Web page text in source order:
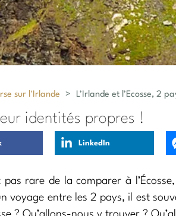
sur l'Irlande > L’Irlande et l’Ecosse, 2
identités propres !
LinkedIn
pas rare de la comparer à
voyage entre les 2 pays, il est